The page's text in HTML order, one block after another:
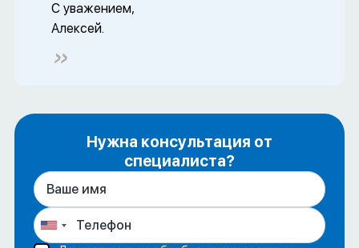
С уважением,
Алексей.
Нужна консультация от
специалиста?